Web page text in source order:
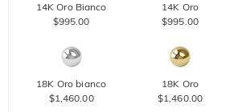
14K Oro Bianco
$995.00
14K Oro
$995.00
18K Oro bianco
$1,460.00
18K Oro
$1,460.00